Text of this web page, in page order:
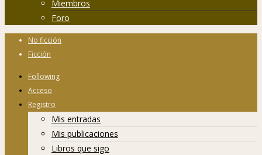
Miembros
Foro
No ficción
Ficción
Following
Acceso
Registro
Mis entradas
Mis publicaciones
Libros que sigo